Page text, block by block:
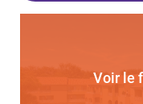
Voir le